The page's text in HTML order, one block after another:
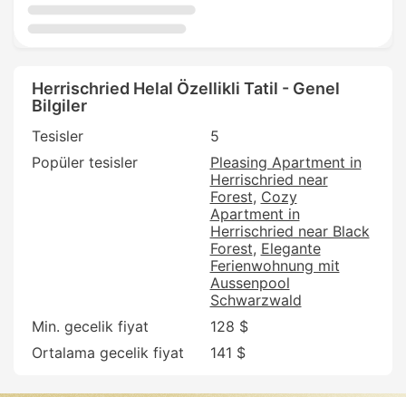
Herrischried Helal Özellikli Tatil - Genel
Bilgiler
Tesisler
5
Popüler tesisler
Pleasing Apartment in
Herrischried near
Forest Cozy
Apartment in
Herrischried near Black
Forest Elegante
Ferienwohnung mit
Aussenpool
Schwarzwald
Min. gecelik fiyat
128 $
Ortalama gecelik fiyat
141 $